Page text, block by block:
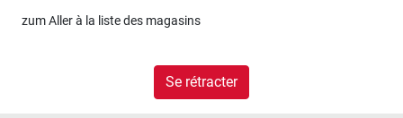
zumAller à la liste des magasins
Se rétracter